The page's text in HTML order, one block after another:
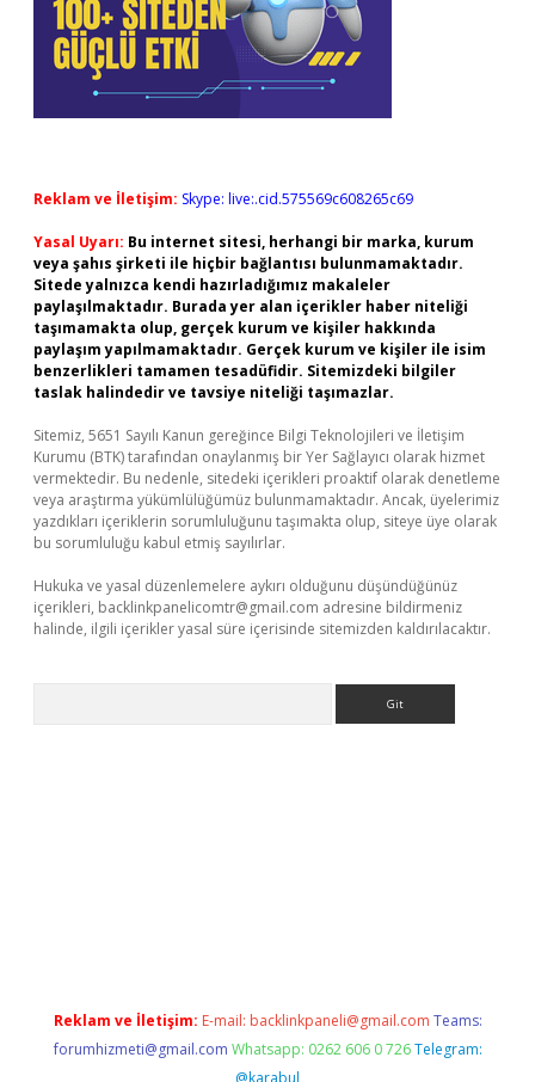
Reklam ve İletişim: Skype: live:.cid.575569c608265c69
Yasal Uyarı: Bu internet sitesi, herhangi bir marka, kurum
veya şahıs şirketi ile hiçbir bağlantısı bulunmamaktadır.
Sitede yalnızca kendi hazırladığımız makaleler
paylaşılmaktadır. Burada yer alan içerikler haber niteliği
taşımamakta olup, gerçek kurum ve kişiler hakkında
paylaşım yapılmamaktadır. Gerçek kurum ve kişiler ile isim
benzerlikleri tamamen tesadüfidir. Sitemizdeki bilgiler
taslak halindedir ve tavsiye niteliği taşımazlar.
Sitemiz, 5651 Sayılı Kanun gereğince Bilgi Teknolojileri ve İletişim
Kurumu (BTK) tarafından onaylanmış bir Yer Sağlayıcı olarak hizmet
vermektedir. Bu nedenle, sitedeki içerikleri proaktif olarak denetleme
veya araştırma yükümlülüğümüz bulunmamaktadır. Ancak, üyelerimiz
yazdıkları içeriklerin sorumluluğunu taşımakta olup, siteye üye olarak
bu sorumluluğu kabul etmiş sayılırlar.
Hukuka ve yasal düzenlemelere aykırı olduğunu düşündüğünüz
içerikleri, backlinkpanelicomtr@gmail.com adresine bildirmeniz
halinde, ilgili içerikler yasal süre içerisinde sitemizden kaldırılacaktır.
Reklam ve İletişim: E-mail: backlinkpaneli@gmail.com Teams:
forumhizmeti@gmail.com Whatsapp: 0262 606 0 726 Telegram:
@karabul